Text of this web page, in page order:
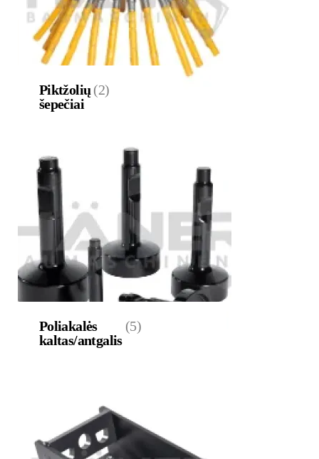
Piktžolių
šepečiai
(2)
Poliakalės
kaltas/antgalis
(5)